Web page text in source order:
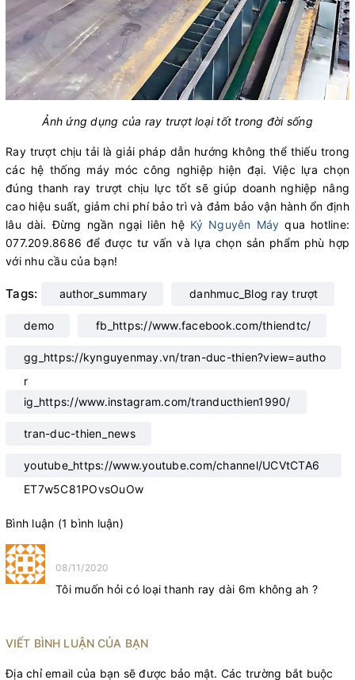
Ảnh ứng dụng của ray trượt loại tốt trong đời sống
Ray trượt chịu tải là giải pháp dẫn hướng không thể thiếu trong
các hệ thống máy móc công nghiệp hiện đại. Việc lựa chọn
đúng thanh ray trượt chịu lực tốt sẽ giúp doanh nghiệp nâng
cao hiệu suất, giảm chi phí bảo trì và đảm bảo vận hành ổn định
lâu dài. Đừng ngần ngại liên hệ Kỷ Nguyên Máy qua hotline:
077.209.8686 để được tư vấn và lựa chọn sản phẩm phù hợp
với nhu cầu của bạn!
Tags: author_summary danhmuc_Blog ray trượt
demo fb_https://www.facebook.com/thiendtc/
gg_https://kynguyenmay.vn/tran-duc-thien?view=autho
r
ig_https://www.instagram.com/tranducthien1990/
tran-duc-thien_news
youtube_https://www.youtube.com/channel/UCVtCTA6
ET7w5C81POvsOuOw
Bình luận (1 bình luận)
08/11/2020
Tôi muốn hỏi có loại thanh ray dài 6m không ah ?
VIẾT BÌNH LUẬN CỦA BẠN
Địa chỉ email của bạn sẽ được bảo mật. Các trường bắt buộc